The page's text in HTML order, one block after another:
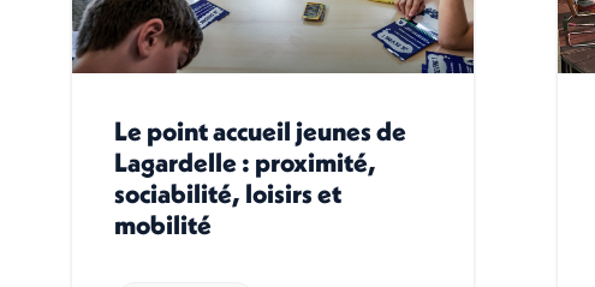
Le point accueil jeunes de
Lagardelle : proximité,
sociabilité, loisirs et
mobilité